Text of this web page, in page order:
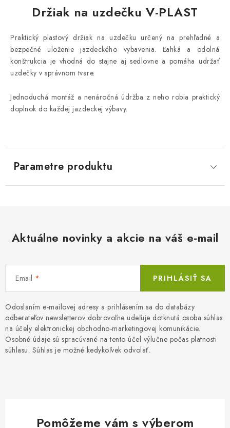
Držiak na uzdečku V-PLAST
Praktický plastový držiak na uzdečku určený na prehľadné a
bezpečné uloženie jazdeckého vybavenia. Ľahká a odolná
konštrukcia je vhodná do stajne aj sedlovne a pomáha udržať
uzdečky v správnom tvare.
Jednoduchá montáž a nenáročná údržba z neho robia praktický
doplnok do každej jazdeckej výbavy.
Parametre produktu
Aktuálne novinky a akcie na váš e-mail
Email
Odoslaním e-mailovej adresy a prihlásením sa do databázy
odberateľov newsletterov dobrovoľne udeľuje dotknutá osoba súhlas
na účely elektronickej obchodno-marketingovej komunikácie.
Osobné údaje sú spracúvané na tento účel výlučne počas platnosti
súhlasu. Súhlas je možné kedykoľvek odvolať.
PRIHLÁSIŤ SA
Pomôžeme vám s výberom